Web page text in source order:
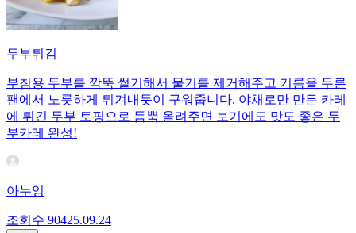
두부튀김
부침용 두부를 깍뚝 썰기해서 물기를 제거해주고 기름을 두른
팬에서 노릇하게 튀겨내듯이 구워줍니다. 야채로만 만든 카레
에 튀긴 두부 토핑으로 듬뿍 올려주면 보기에도 맛도 좋은 두
부카레 완성!
아누잉
조회수 90425.09.24